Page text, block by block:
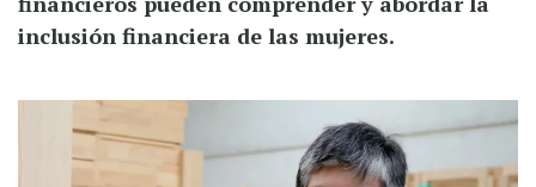
inclusión financiera de las mujeres.